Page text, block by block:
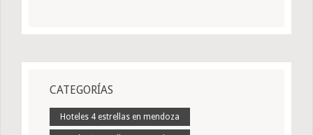
CATEGORÍAS
Hoteles 4 estrellas en mendoza